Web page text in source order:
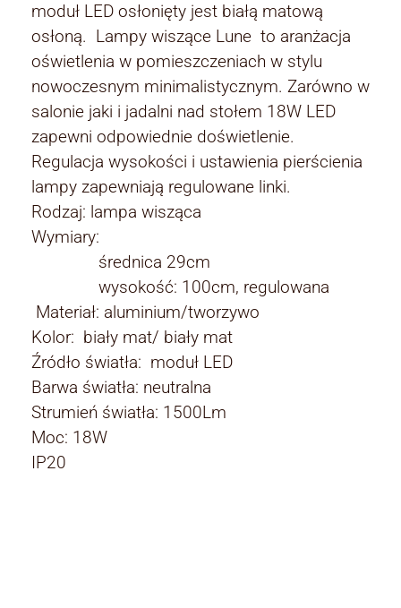
moduł LED osłonięty jest białą matową
osłoną. Lampy wiszące Lune to aranżacja
oświetlenia w pomieszczeniach w stylu
nowoczesnym minimalistycznym. Zarówno w
salonie jaki i jadalni nad stołem 18W LED
zapewni odpowiednie doświetlenie.
Regulacja wysokości i ustawienia pierścienia
lampy zapewniają regulowane linki.
Rodzaj: lampa wisząca
Wymiary:
średnica 29cm
wysokość: 100cm, regulowana
Materiał: aluminium/tworzywo
Kolor: biały mat/ biały mat
Źródło światła: moduł LED
Barwa światła: neutralna
Strumień światła: 1500Lm
Moc: 18W
IP20